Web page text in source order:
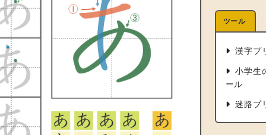
ツール
漢字プ
小学生
ール
迷路プ